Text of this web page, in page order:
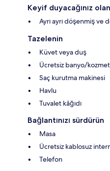
Keyif duyacağınız
Ayrı ayrı döşenmiş ve
Tazelenin
Küvet veya duş
Ücretsiz banyo/
Saç kurutma makinesi
Havlu
Tuvalet kâğıdı
Bağlantınızı sürdürün
Masa
Ücretsiz kablosuz
Telefon